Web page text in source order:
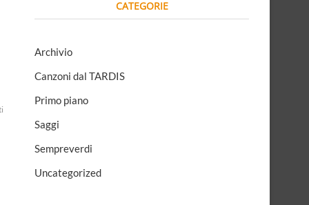
CATEGORIE
Archivio
Canzoni dal TARDIS
Primo piano
Saggi
Sempreverdi
Uncategorized